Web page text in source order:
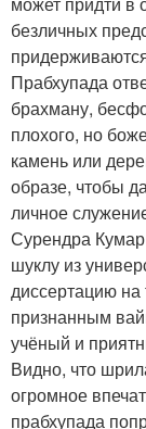
безличных
Прабхупада
брахману,
плохого, но
камень или
образе, чтобы
личное
Сурендра
шуклу из
диссертацию
признанным
учёный и
Видно, что
огромное
прабхупада